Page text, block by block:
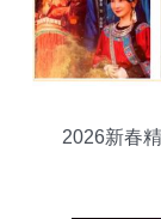
2026新春